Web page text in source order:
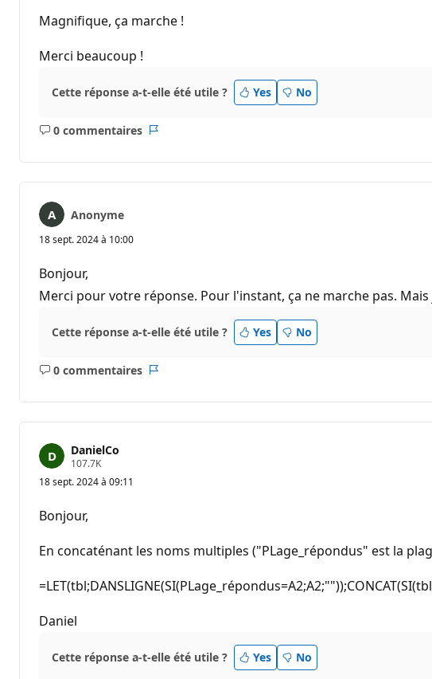
Magnifique, ça marche !
Merci beaucoup !
Cette réponse a-t-elle été utile ? Yes No
0 commentaires
Aucun
Anonyme
18 sept. 2024 à 10:00
Bonjour,
Merci pour votre réponse. Pour l'instant, ça ne marche pas.
Cette réponse a-t-elle été utile ? Yes No
0 commentaires
Aucun
DanielCo
107.7KP
o
i
e
r
p
u
o
n
18 sept. 2024 à 09:11
Bonjour,
En concaténant les noms multiples ("PLage_répondus" est la
Daniel
Cette réponse a-t-elle été utile ? Yes No